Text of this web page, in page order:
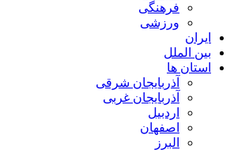
فرهنگی
ورزشی
ایران
بین الملل
استان ها
آذربایجان شرقی
آذربایجان غربی
اردبیل
اصفهان
البرز